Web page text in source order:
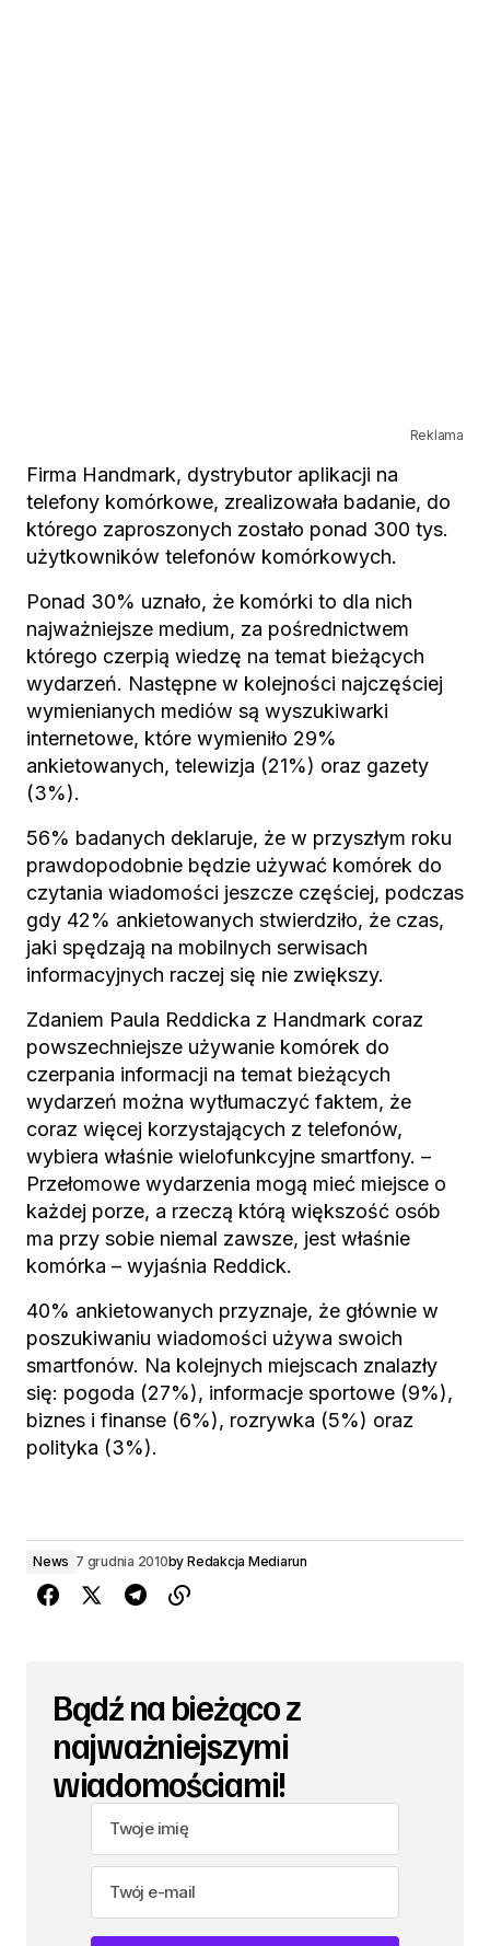
Reklama
Firma Handmark, dystrybutor aplikacji na
telefony komórkowe, zrealizowała badanie, do
którego zaproszonych zostało ponad 300 tys.
użytkowników telefonów komórkowych.
Ponad 30% uznało, że komórki to dla nich
najważniejsze medium, za pośrednictwem
którego czerpią wiedzę na temat bieżących
wydarzeń. Następne w kolejności najczęściej
wymienianych mediów są wyszukiwarki
internetowe, które wymieniło 29%
ankietowanych, telewizja (21%) oraz gazety
(3%).
56% badanych deklaruje, że w przyszłym roku
prawdopodobnie będzie używać komórek do
czytania wiadomości jeszcze częściej, podczas
gdy 42% ankietowanych stwierdziło, że czas,
jaki spędzają na mobilnych serwisach
informacyjnych raczej się nie zwiększy.
Zdaniem Paula Reddicka z Handmark coraz
powszechniejsze używanie komórek do
czerpania informacji na temat bieżących
wydarzeń można wytłumaczyć faktem, że
coraz więcej korzystających z telefonów,
wybiera właśnie wielofunkcyjne smartfony. –
Przełomowe wydarzenia mogą mieć miejsce o
każdej porze, a rzeczą którą większość osób
ma przy sobie niemal zawsze, jest właśnie
komórka – wyjaśnia Reddick.
40% ankietowanych przyznaje, że głównie w
poszukiwaniu wiadomości używa swoich
smartfonów. Na kolejnych miejscach znalazły
się: pogoda (27%), informacje sportowe (9%),
biznes i finanse (6%), rozrywka (5%) oraz
polityka (3%).
News 7 grudnia 2010by Redakcja Mediarun
Bądź na bieżąco z
najważniejszymi
wiadomościami!